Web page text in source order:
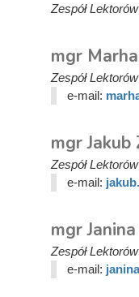
Zespół
mgr
Zespół
e-mail:
mgr Jakub
Zespół
e-mail:
mgr
Zespół
e-mail: